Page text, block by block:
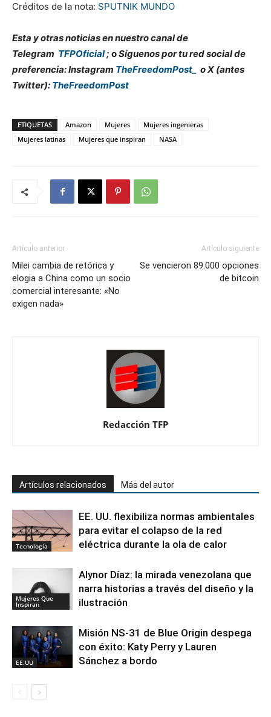
Créditos de la nota: SPUTNIK MUNDO
Esta y otras noticias en nuestro canal de
Telegram TFPOficial; oSíguenos por tu red social de
preferencia: Instagram TheFreedomPost_
o X (antes
Twitter): TheFreedomPost
ETIQUETAS Amazon Mujeres
Mujeres ingenieras
Mujeres latinas
Mujeres que inspiran NASA
Artículo anterior
Milei cambia de retórica y
elogia a China como un socio
comercial interesante: «No
exigen nada»
Artículo siguiente
Se vencieron 89.000 opciones
de bitcoin
Redacción TFP
Artículos relacionados Más del autor
Tecnología
EE. UU. flexibiliza normas ambientales
para evitar el colapso de la red
eléctrica durante la ola de calor
Mujeres Que
Inspiran
Alynor Díaz: la mirada venezolana que
narra historias a través del diseño y la
ilustración
EE.UU
Misión NS-31 de Blue Origin despega
con éxito: Katy Perry y Lauren
Sánchez a bordo